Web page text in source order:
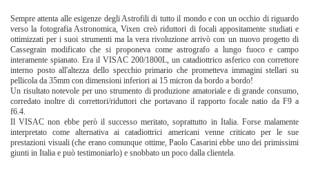
Sempre attenta alle esigenze degli Astrofili di tutto il mondo e con un occhio di riguardo
verso la fotografia Astronomica, Vixen creò riduttori di focali appositamente studiati e
ottimizzati per i suoi strumenti ma la vera rivoluzione arrivò con un nuovo progetto di
Cassegrain modificato che si proponeva come astrografo a lungo fuoco e campo
interamente spianato. Era il VISAC 200/1800L, un catadiottrico asferico con correttore
interno posto all'altezza dello specchio primario che prometteva immagini stellari su
pellicola da 35mm con dimensioni inferiori ai 15 micron da bordo a bordo!
Un risultato notevole per uno strumento di produzione amatoriale e di grande consumo,
corredato inoltre di correttori/riduttori che portavano il rapporto focale natio da F9 a
f6.4.
Il VISAC non ebbe però il successo meritato, soprattutto in Italia. Forse malamente
interpretato come alternativa ai catadiottrici americani venne criticato per le sue
prestazioni visuali (che erano comunque ottime, Paolo Casarini ebbe uno dei primissimi
giunti in Italia e può testimoniarlo) e snobbato un poco dalla clientela.